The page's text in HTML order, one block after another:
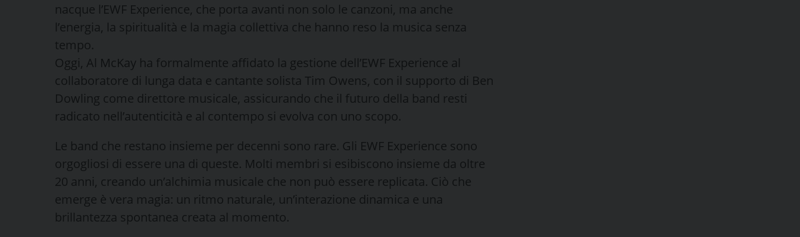
nacque l’EWF Experience, che porta avanti non solo le canzoni, ma anche
l’energia, la spiritualità e la magia collettiva che hanno reso la musica senza
tempo.
Oggi, Al McKay ha formalmente affidato la gestione dell’EWF Experience al
collaboratore di lunga data e cantante solista Tim Owens, con il supporto di Ben
Dowling come direttore musicale, assicurando che il futuro della band resti
radicato nell’autenticità e al contempo si evolva con uno scopo.
Le band che restano insieme per decenni sono rare. Gli EWF Experience sono
orgogliosi di essere una di queste. Molti membri si esibiscono insieme da oltre
20 anni, creando un’alchimia musicale che non può essere replicata. Ciò che
emerge è vera magia: un ritmo naturale, un’interazione dinamica e una
brillantezza spontanea creata al momento.